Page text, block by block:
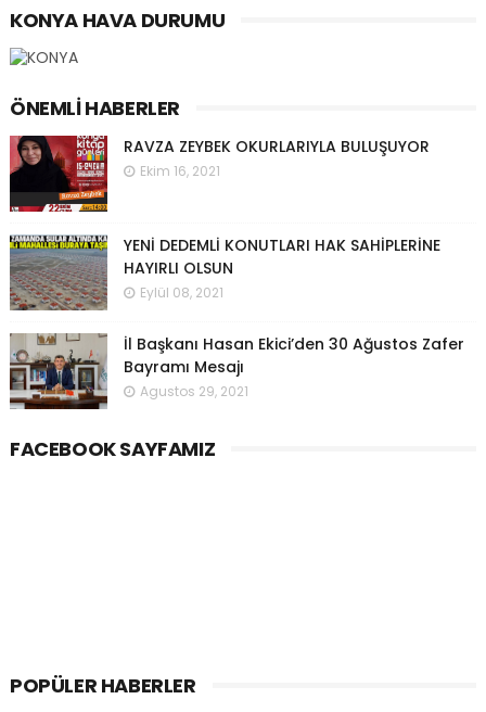
KONYA HAVA DURUMU
ÖNEMLI HABERLER
RAVZA ZEYBEK OKURLARIYLA BULUŞUYOR
Ekim 16, 2021
YENİ DEDEMLİ KONUTLARI HAK SAHİPLERİNE
HAYIRLI OLSUN
Eylül 08, 2021
İl Başkanı Hasan Ekici’den 30 Ağustos Zafer
Bayramı Mesajı
Agustos 29, 2021
FACEBOOK SAYFAMIZ
POPÜLER HABERLER